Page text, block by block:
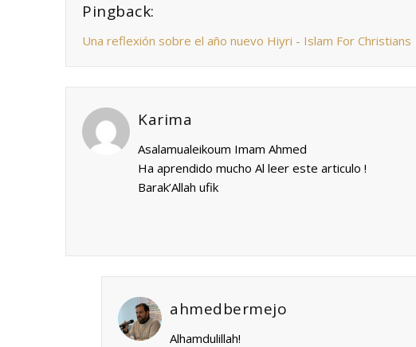
Pingback:
Una reflexión sobre el año nuevo Hiyri - Islam For Christians
Karima
Asalamualeikoum Imam Ahmed
Ha aprendido mucho Al leer este articulo !
Barak’Allah ufik
ahmedbermejo
Alhamdulillah!